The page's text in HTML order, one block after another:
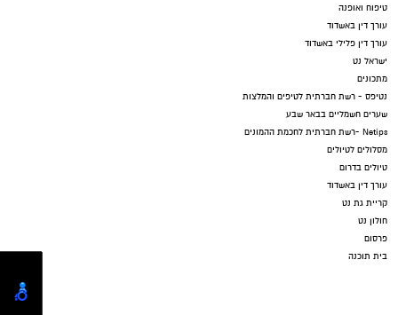
טיפוח ואופנה
עורך דין באשדוד
עורך דין פלילי באשדוד
ישראל נט
מתכונים
נטיפס - רשת חברתית לטיפים והמלצות
שערים חשמליים בבאר שבע
Netips -רשת חברתית לחכמת ההמונים
מסלולים לטיולים
טיולים בדרום
עורך דין באשדוד
קריית גת נט
חולון נט
פרסום
בית תוכנה